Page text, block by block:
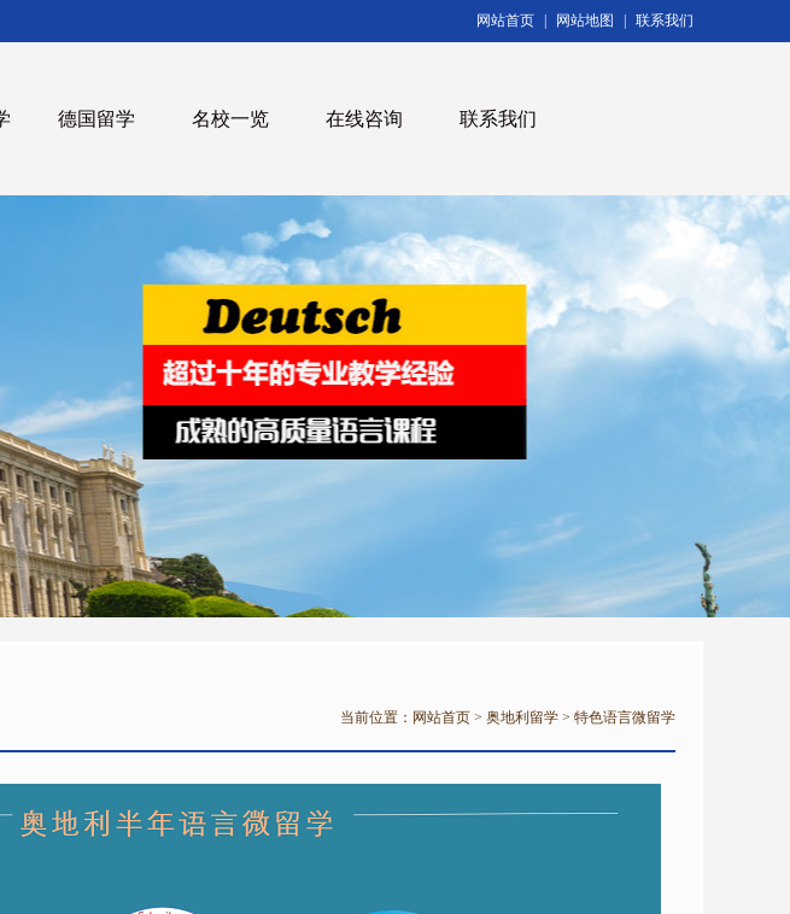
网站首页 网站地图 联系我们
德国留学 名校一览 在线咨询 联系我们
当前位置： 网站首页 > 奥地利留学 > 特色语言微留学